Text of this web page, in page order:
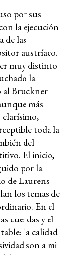
por sus
la ejecución
de las
austríaco.
muy distinto
la
al Bruckner
más
clarísimo,
toda la
del
El inicio,
por la
de Laurens
los temas de
En el
cuerdas y el
la calidad
son a mi